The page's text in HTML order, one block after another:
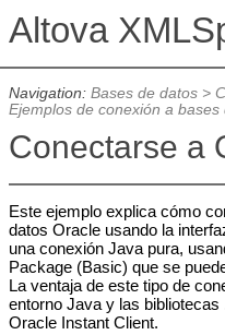
Navigation: Bases de datos>
Ejemplos de conexión a bases
Conectarse a
Este ejemplo explica cómo
datos Oracle usando la
una conexión Java pura,
Package (Basic) que se
La ventaja de este tipo de
entorno Java y las
Oracle Instant Client.